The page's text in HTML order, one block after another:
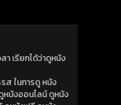
เรียกได้ว่าดูหนัง
ส ในการดู หนัง
หนังออนไลน์ ดูหนัง